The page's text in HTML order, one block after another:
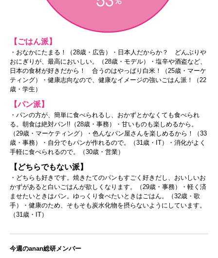
【ごはん派】
・おなかにたまる！（28歳・広告）・日本人だからか？ どんぶりや
おにぎりが、最高においしい。（28歳・モデル）・塩辛や酒盗など、
日本の食材が好きだから！ 合うのはやっぱり白米！（25歳・マーケ
ティング）・健康志向なので、健康なイメージの強いごはん派！（22
歳・学生）
【パン派】
・パンの方が、簡単に食べられるし、おかずとかなくても食べられ
る。朝食は絶対パン!!（28歳・事務）・甘いものも楽しめるから。
（29歳・マーケティング）・色んなパン屋さんを楽しめるから！（33
歳・事務）・自分でもパンが作れるので。（31歳・IT）・消化がよく
手軽に食べられるので。（30歳・営業）
【どちらでもない派】
・どちらも好きです。焼きたてのパンもすごく好きだし、おいしいお
かずがあると白いごはんが欲しくなります。（29歳・事務）・軽く済
ませたいときはパン。ゆっくり食べたいときはごはん。（32歳・歌
手）・健康のため、そもそも炭水化物を摂らないようにしています。
（31歳・IT）
今週のanan総研メンバー